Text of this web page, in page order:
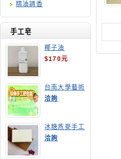
精油調香
手工皂
椰子油
$170元
台南大學藝術
手工皂師資培
訓班
洽詢
冰糖燕麥手工
皂
洽詢